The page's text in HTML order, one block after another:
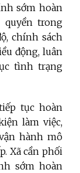
sớm hoàn
quyền trong
chính sách
động, luân
tình trạng
tục hoàn
làm việc,
hành mô
Xã cần phối
sớm hoàn